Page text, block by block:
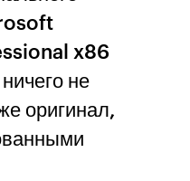
x86
не
оригинал,